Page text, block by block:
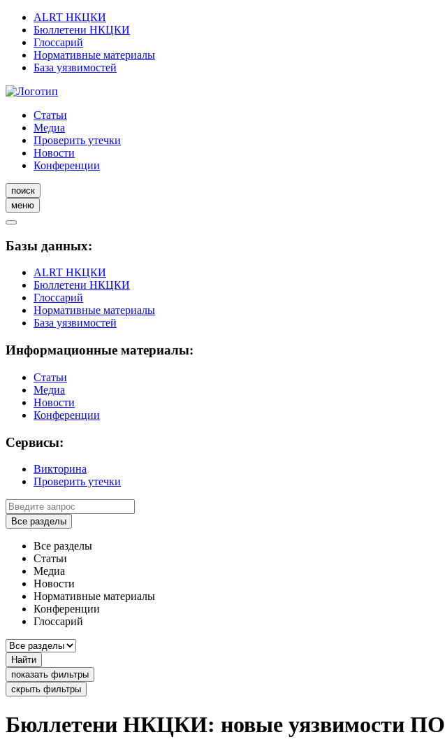
ALRT НКЦКИ
Бюллетени НКЦКИ
Глоссарий
Нормативные материалы
База уязвимостей
Статьи
Медиа
Проверить утечки
Новости
Конференции
поиск
меню
Базы данных:
ALRT НКЦКИ
Бюллетени НКЦКИ
Глоссарий
Нормативные материалы
База уязвимостей
Информационные материалы:
Статьи
Медиа
Новости
Конференции
Сервисы:
Викторина
Проверить утечки
Все разделы
Все разделы
Статьи
Медиа
Новости
Нормативные материалы
Конференции
Глоссарий
Найти
показать фильтры
скрыть фильтры
Бюллетени НКЦКИ: новые уязвимости ПО